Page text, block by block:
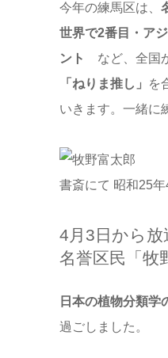
今年の練馬区は、
世界で2番目・ア
ント など、全国
「ねりま推し」
を
いきます。一緒に
書斎にて 昭和25年
4月3日から
名誉区民「牧
日本の植物分類学
過ごしました。